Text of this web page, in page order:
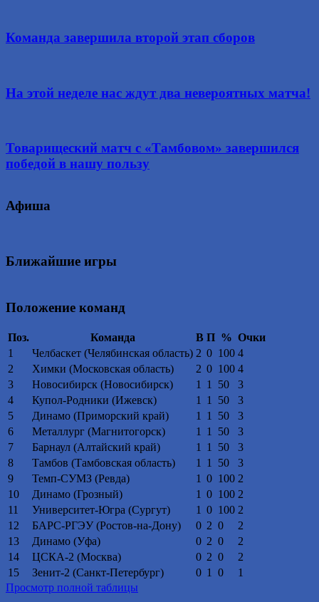
Команда завершила второй этап сборов
На этой неделе нас ждут два невероятных матча!
Товарищеский матч с «Тамбовом» завершился
победой в нашу пользу
Афиша
Ближайшие игры
Положение команд
Поз. Команда В П % Очки
1
Челбаскет (Челябинская область) 2 0 100 4
2
Химки (Московская область) 2 0 100 4
3
Новосибирск (Новосибирск) 1 1 50
3
4
Купол-Родники (Ижевск) 1 1 50
3
5
Динамо (Приморский край) 1 1 50
3
6
Металлург (Магнитогорск) 1 1 50
3
7
Барнаул (Алтайский край) 1 1 50
3
8
Тамбов (Тамбовская область) 1 1 50
3
9
Темп-СУМЗ (Ревда) 1 0 100 2
10
Динамо (Грозный) 1 0 100 2
11
Университет-Югра (Сургут) 1 0 100 2
12
БАРС-РГЭУ (Ростов-на-Дону) 0 2 0
2
13
Динамо (Уфа) 0 2 0
2
14
ЦСКА-2 (Москва) 0 2 0
2
15
Зенит-2 (Санкт-Петербург) 0 1 0
1
Просмотр полной таблицы